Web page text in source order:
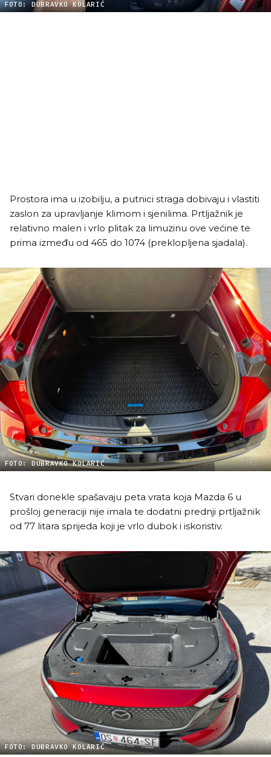
FOTO: DUBRAVKO KOLARIĆ
Prostora ima u izobilju, a putnici straga dobivaju i vlastiti
zaslon za upravljanje klimom i sjenilima. Prtljažnik je
relativno malen i vrlo plitak za limuzinu ove većine te
prima između od 465 do 1074 (preklopljena sjadala).
FOTO: DUBRAVKO KOLARIĆ
Stvari donekle spašavaju peta vrata koja Mazda 6 u
prošloj generaciji nije imala te dodatni prednji prtljažnik
od 77 litara sprijeda koji je vrlo dubok i iskoristiv.
FOTO: DUBRAVKO KOLARIĆ